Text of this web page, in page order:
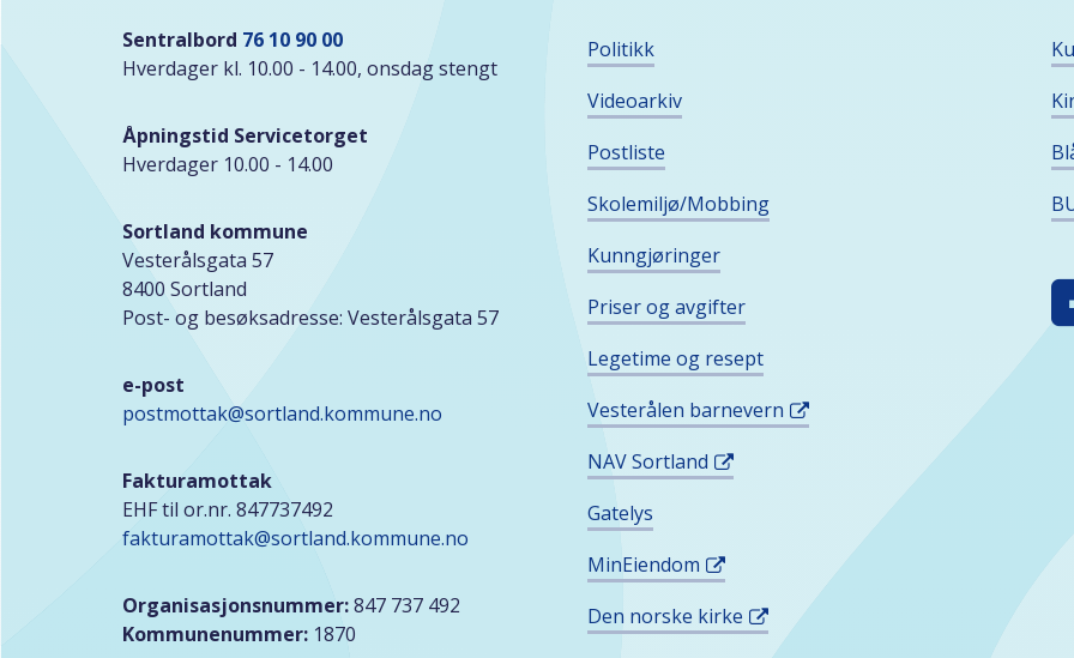
Sentralbord 76 10 90 00
Hverdager kl. 10.00 - 14.00, onsdag stengt
Åpningstid Servicetorget
Hverdager 10.00 - 14.00
Sortland kommune
Vesterålsgata 57
8400 Sortland
Post- og besøksadresse: Vesterålsgata 57
e-post
postmottak@sortland.kommune.no
Fakturamottak
EHF til or.nr. 847737492
fakturamottak@sortland.kommune.no
Organisasjonsnummer:847 737 492
Kommunenummer: 1870
Politikk
Videoarkiv
Postliste
Skolemiljø/Mobbing
Kunngjøringer
Priser og avgifter
Legetime og resept
Vesterålen barnevern
NAV Sortland
Gatelys
MinEiendom
Den norske kirke